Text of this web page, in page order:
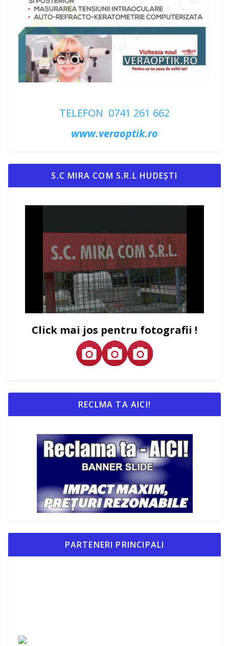
TELEFON 0741 261 662
www.veraoptik.ro
S.C MIRA COM S.R.L HUDEȘTI
Click mai jos pentru fotografii !
RECLMA TA AICI!
PARTENERI PRINCIPALI